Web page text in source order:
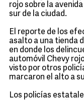
rojo sobre la
sur de la ciudad.
El reporte de los
asalto a una tienda
en donde los
automóvil Chevy
visto por otros
marcaron el alto a
Los policías